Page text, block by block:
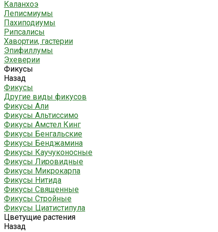
Каланхоэ
Леписмиумы
Пахиподиумы
Рипсалисы
Хавортии, гастерии
Эпифиллумы
Эхеверии
Фикусы
Назад
Фикусы
Другие виды фикусов
Фикусы Али
Фикусы Альтиссимо
Фикусы Амстел Кинг
Фикусы Бенгальские
Фикусы Бенджамина
Фикусы Каучуконосные
Фикусы Лировидные
Фикусы Микрокарпа
Фикусы Нитида
Фикусы Священные
Фикусы Стройные
Фикусы Циатистипула
Цветущие растения
Назад